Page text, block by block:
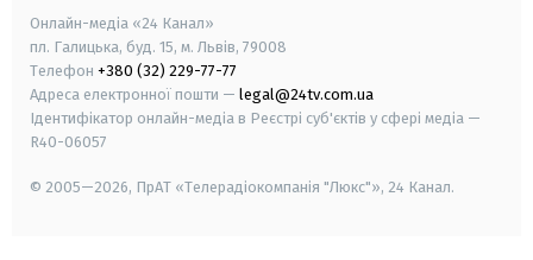
Онлайн-медіа «24 Канал»
пл. Галицька, буд. 15, м. Львів, 79008
Телефон +380 (32) 229-77-77
Адреса електронної пошти — legal@24tv.com.ua
Ідентифікатор онлайн-медіа в Реєстрі суб'єктів у сфері медіа —
R40-06057
© 2005—2026, ПрАТ «Телерадіокомпанія "Люкс"», 24 Канал.